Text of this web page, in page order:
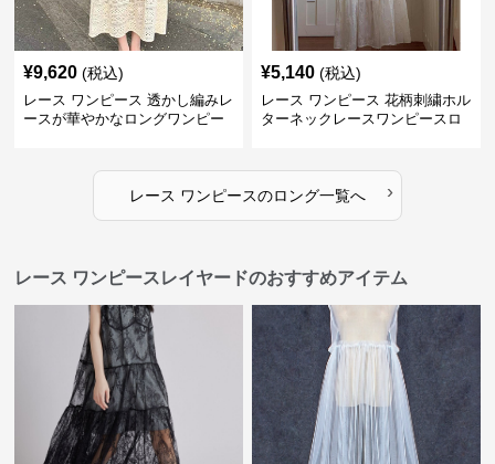
¥9,620 (税込)
レース ワンピース 透かし編みレ
ースが華やかなロングワンピー
¥5,140 (税込)
レース ワンピース 花柄刺繍ホル
ターネックレースワンピースロ
レース ワンピースのロング一覧へ ›
レース ワンピースレイヤードのおすすめアイテム